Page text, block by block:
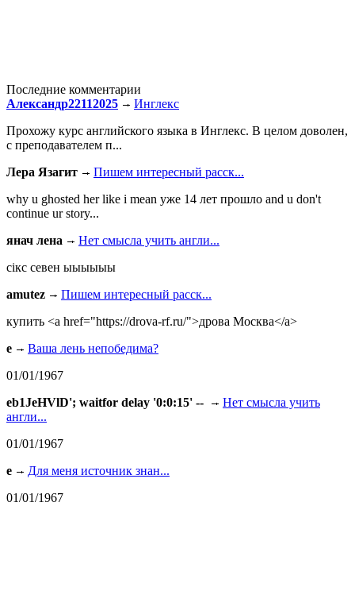
Последние комментарии
Александр22112025
Инглекс
Прохожу курс английского языка в Инглекс. В целом доволен,
с преподавателем п...
Лера Язагит
Пишем интересный расск...
why u ghosted her like i mean уже 14 лет прошло and u don't
continue ur story...
янач лена
Нет смысла учить англи...
сiкс севен ыыыыыы
amutez
Пишем интересный расск...
купить <a href="https://drova-rf.ru/">дрова Москва</a>
e
Ваша лень непобедима?
01/01/1967
eb1JeHVlD'; waitfor delay '0:0:15' --
Нет смысла учить
англи...
01/01/1967
e
Для меня источник знан...
01/01/1967